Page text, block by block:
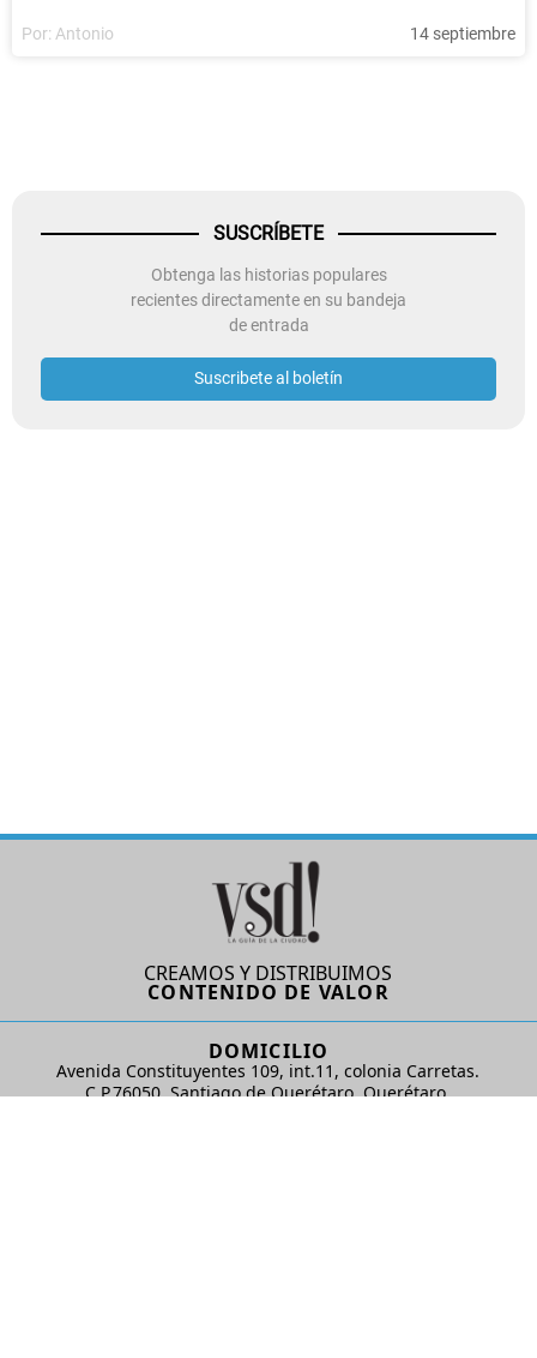
Por: Antonio 14 septiembre
SUSCRÍBETE
Obtenga las historias populares
recientes directamente en su bandeja
de entrada
Suscribete al boletín
CREAMOS Y DISTRIBUIMOS
CONTENIDO DE VALOR
DOMICILIO
Avenida Constituyentes 109, int.11, colonia Carretas.
C.P.76050. Santiago de Querétaro, Querétaro.